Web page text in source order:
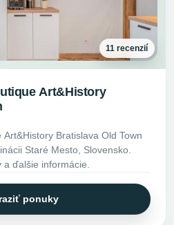
11 recenzií
Art&History
Bratislava Old Town
Staré Mesto, Slovensko.
ďalšie informácie.
ponuky